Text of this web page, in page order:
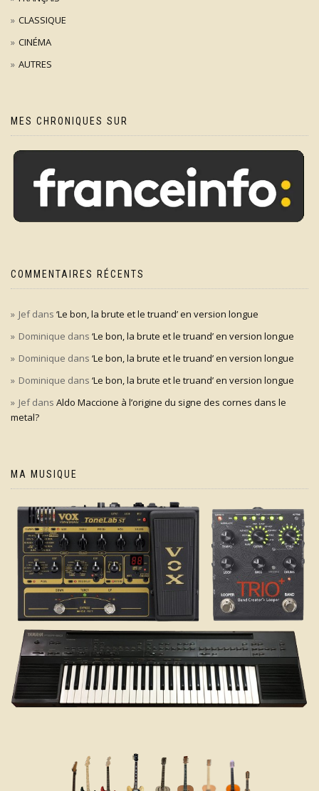
CLASSIQUE
CINÉMA
AUTRES
MES CHRONIQUES SUR
COMMENTAIRES RÉCENTS
Jefdans ‘Le bon, la brute et le truand’ en version longue
Dominique dans ‘Le bon, la brute et le truand’ en version longue
Dominique dans ‘Le bon, la brute et le truand’ en version longue
Dominique dans ‘Le bon, la brute et le truand’ en version longue
Jefdans Aldo Maccione à l’origine du signe des cornes dans le
metal?
MA MUSIQUE